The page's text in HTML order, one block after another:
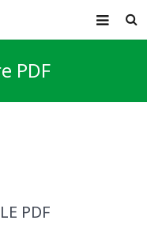
PDF
PDF